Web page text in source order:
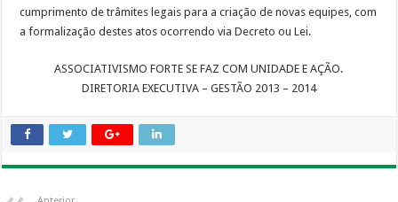
cumprimento de trâmites legais para a criação de novas equipes, com
a formalização destes atos ocorrendo via Decreto ou Lei.
ASSOCIATIVISMO FORTE SE FAZ COM UNIDADE E AÇÃO.
DIRETORIA EXECUTIVA – GESTÃO 2013 – 2014